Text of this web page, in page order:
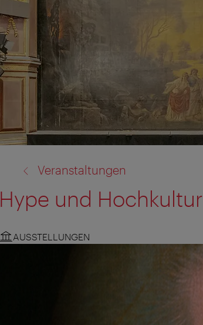
Veranstaltungen
Hype und Hochkultur
AUSSTELLUNGEN